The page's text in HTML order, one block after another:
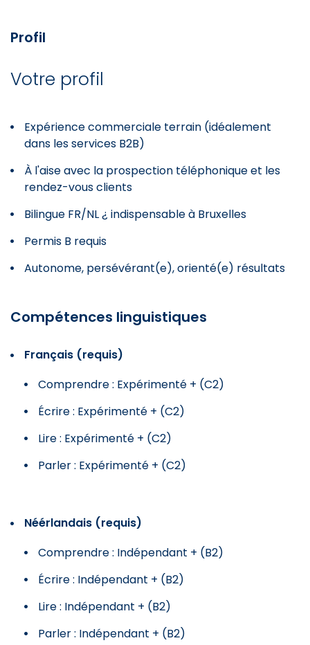
Profil
Votre profil
Expérience commerciale terrain (idéalement
dans les services B2B)
À l'aise avec la prospection téléphonique et les
rendez-vous clients
Bilingue FR/NL ¿ indispensable à Bruxelles
Permis B requis
Autonome, persévérant(e), orienté(e) résultats
Compétences linguistiques
Français (requis)
Comprendre : Expérimenté + (C2)
Écrire : Expérimenté + (C2)
Lire : Expérimenté + (C2)
Parler : Expérimenté + (C2)
Néérlandais (requis)
Comprendre : Indépendant + (B2)
Écrire : Indépendant + (B2)
Lire : Indépendant + (B2)
Parler : Indépendant + (B2)